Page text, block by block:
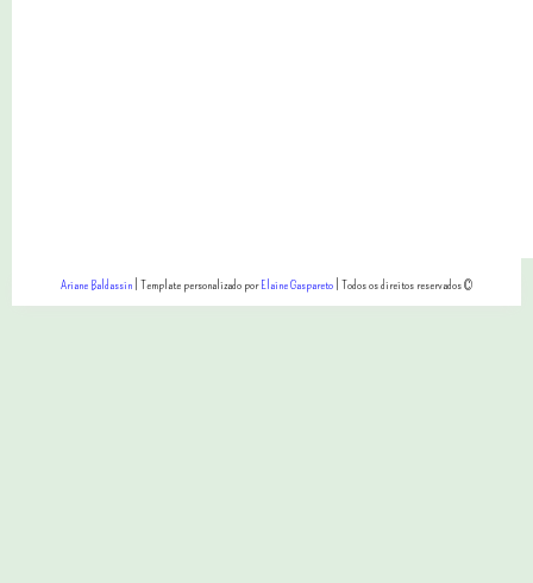
Ariane Baldassin| Template personalizado porElaine Gaspareto| Todos os direitos reservados ©